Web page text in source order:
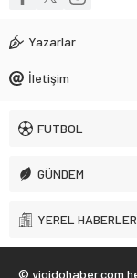
Yazarlar
İletişim
FUTBOL
GÜNDEM
YEREL HABERLER
© yigidohaber.com